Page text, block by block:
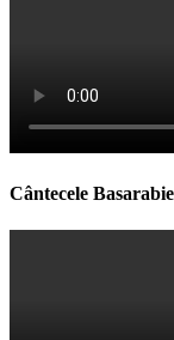
Cântecele